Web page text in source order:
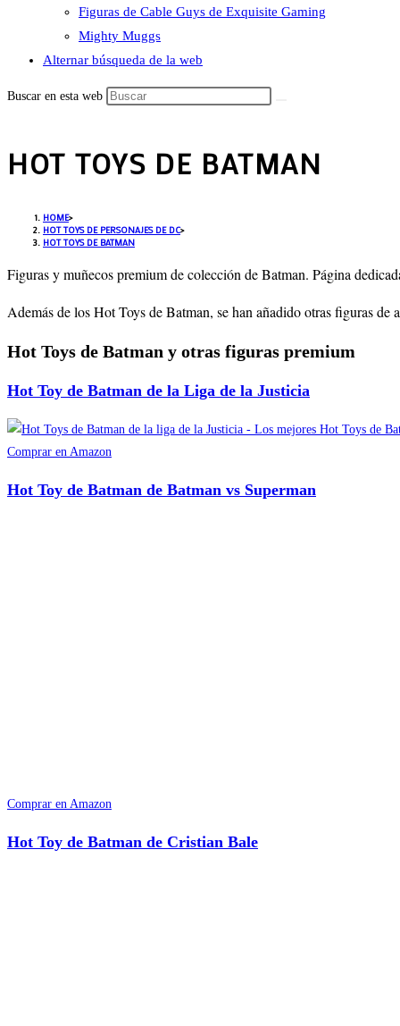
Figuras de Cable Guys de Exquisite Gaming
Mighty Muggs
Alternar búsqueda de la web
Buscar en esta web
HOT TOYS DE BATMAN
HOME>
HOT TOYS DE PERSONAJES DE DC>
HOT TOYS DE BATMAN
Figuras y muñecos premium de colección de Batman. Página
Además de los Hot Toys de Batman, se han añadido otras figuras
Hot Toys de Batman y otras figuras premium
Hot Toy de Batman de la Liga de la Justicia
Comprar en Amazon
Hot Toy de Batman de Batman vs Superman
Comprar en Amazon
Hot Toy de Batman de Cristian Bale